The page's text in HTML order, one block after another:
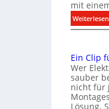
mit
Weiterlesen:
Ein Clip
Wer
sauber
nicht für
Lösung.